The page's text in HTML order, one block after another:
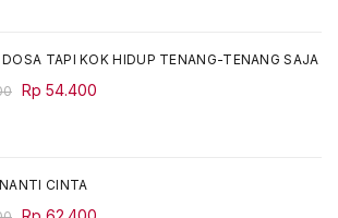
DOSA TAPI KOK HIDUP TENANG-TENANG SAJA
Original
Rp 54.400
CINTA
Original